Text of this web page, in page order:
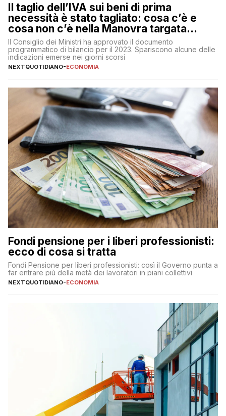
Il taglio dell’IVA sui beni di prima
necessità è stato tagliato: cosa c’è e
cosa non c’è nella Manovra targata
Meloni
Il Consiglio dei Ministri ha approvato il documento
programmatico di bilancio per il 2023. Spariscono alcune delle
indicazioni emerse nei giorni scorsi
NEXTQUOTIDIANO-ECONOMIA
Fondi pensione per i liberi professionisti:
ecco di cosa si tratta
Fondi Pensione per liberi professionisti: così il Governo punta a
far entrare più della metà dei lavoratori in piani collettivi
NEXTQUOTIDIANO-ECONOMIA